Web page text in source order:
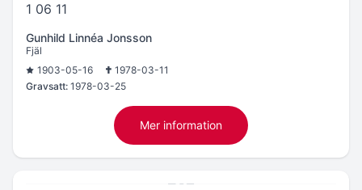
1 06 11
Gunhild Linnéa Jonsson
Fjäl
1903-05-16
1978-03-11
Gravsatt: 1978-03-25
Mer information